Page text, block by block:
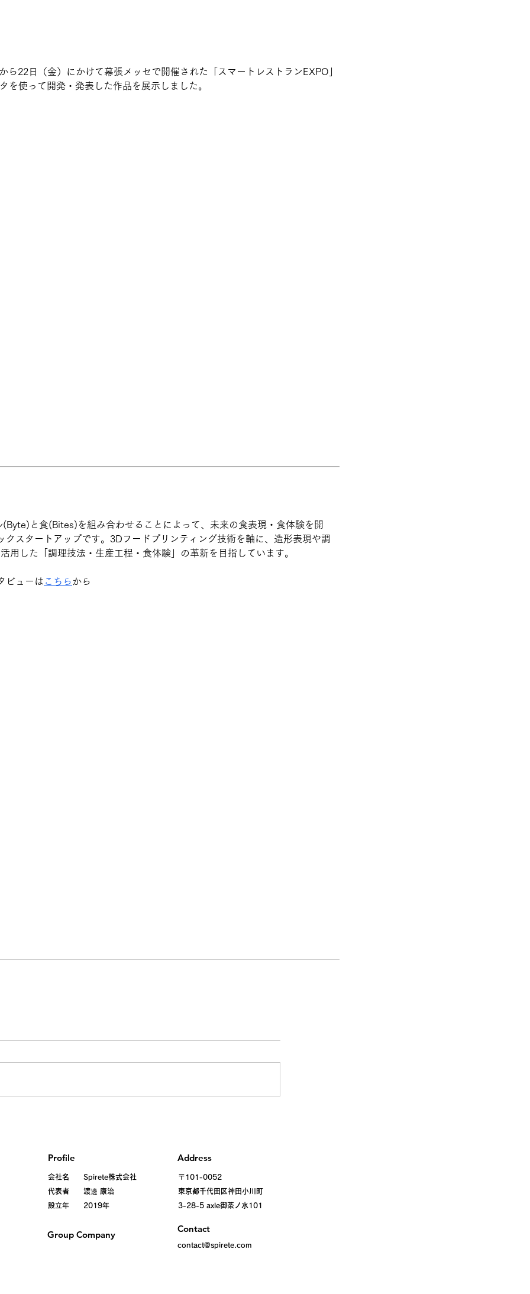
ら22日（金）にかけて幕張メッセで開催された「スマートレストランEXPO」
を使って開発・発表した作品を展示しました。
と食(Bites)を組み合わせることによって、未来の食表現・食体験を開
クスタートアップです。3Dフードプリンティング技術を軸に、造形表現や調
用した「調理技法・生産工程・食体験」の革新を目指しています。
ビューは こちら から
Profile
会社名 Spirete株式会社
代表者 渡邊 康治
設立年 2019年
Group Company
Address
〒101-0052
東京都千代田区神田小川町
3-28-5 axle御茶ノ水101
Contact
contact@spirete.com